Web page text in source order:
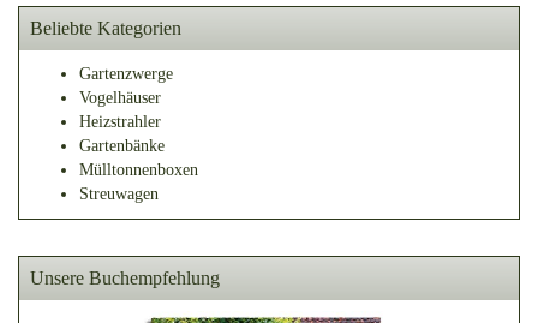
Beliebte Kategorien
Gartenzwerge
Vogelhäuser
Heizstrahler
Gartenbänke
Mülltonnenboxen
Streuwagen
Unsere Buchempfehlung